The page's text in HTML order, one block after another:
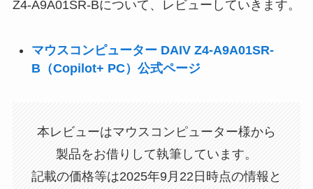
Z4-A9A01SR-Bについて、レビューしていきます。
マウスコンピューター DAIV Z4-A9A01SR-
B（Copilot+ PC）公式ページ
本レビューはマウスコンピューター様から
製品をお借りして執筆しています。
記載の価格等は2025年9月22日時点の情報と